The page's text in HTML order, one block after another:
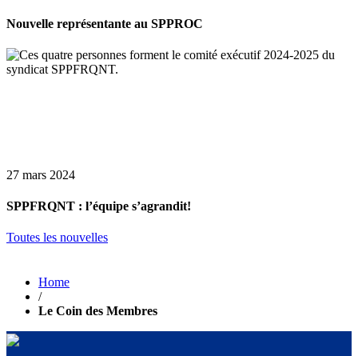
Nouvelle représentante au SPPROC
27 mars 2024
SPPFRQNT : l’équipe s’agrandit!
Toutes les nouvelles
Home
/
Le Coin des Membres